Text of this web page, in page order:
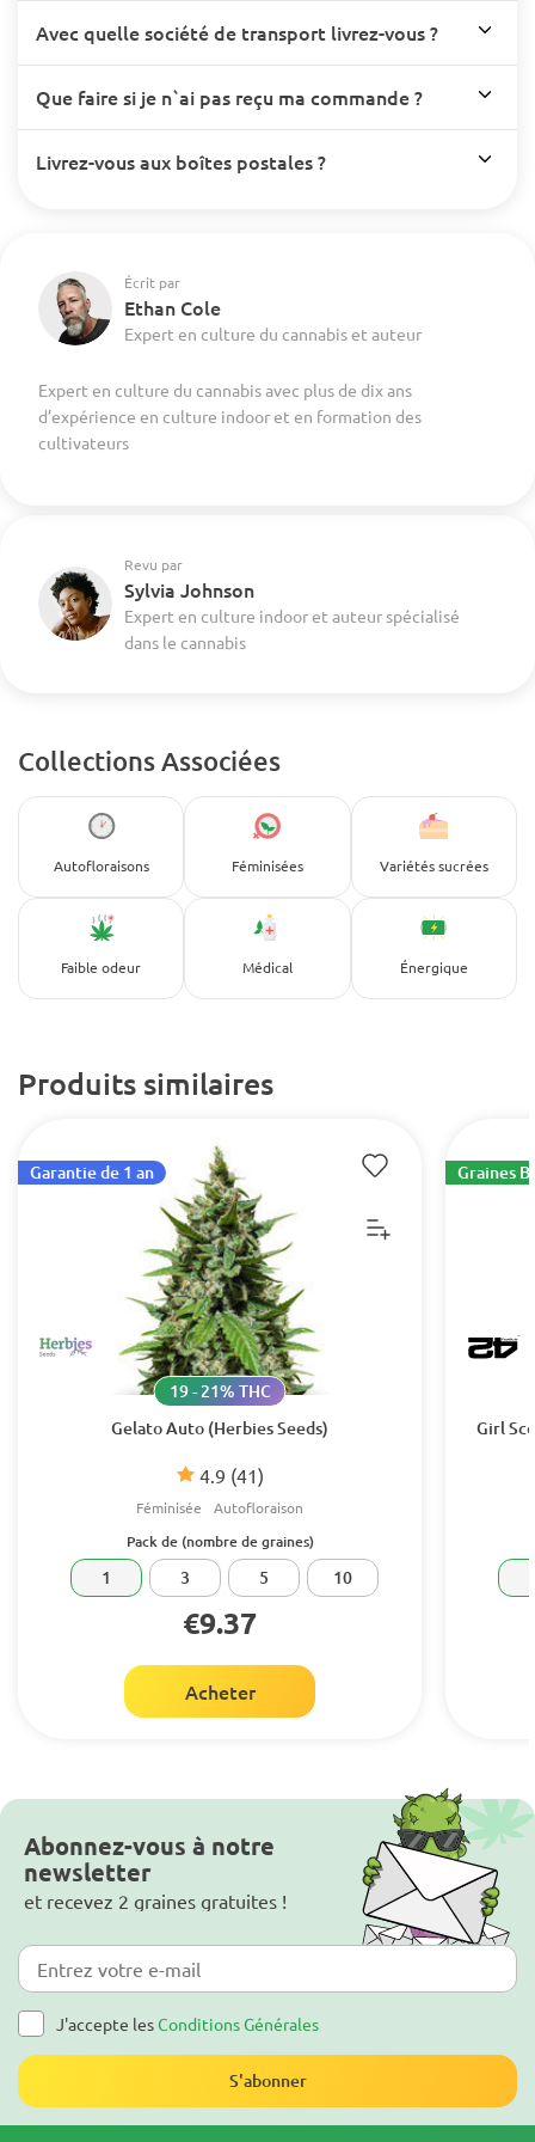
Avec quelle société de transport livrez-vous ?
Que faire si je n`ai pas reçu ma commande ?
Livrez-vous aux boîtes postales ?
Écrit par
Ethan Cole
Expert en culture du cannabis et auteur
Expert en culture du cannabis avec plus de dix ans
d’expérience en culture indoor et en formation des
cultivateurs
Revu par
Sylvia Johnson
Expert en culture indoor et auteur spécialisé
dans le cannabis
Collections Associées
Autofloraisons Féminisées Variétés sucrées
Faible odeur Médical Énergique
Produits similaires
Gelato Auto (Herbies Seeds)
4.9 (41)
19 - 21% THC
Féminisée Autofloraison
Garantie de 1 an
Pack de (nombre de graines)
1 3 5 10
€9.37
Acheter
Girl
Graines
Abonnez-vous à notre
newsletter
et recevez 2 graines gratuites !
J'accepte lesConditions Générales
S'abonner